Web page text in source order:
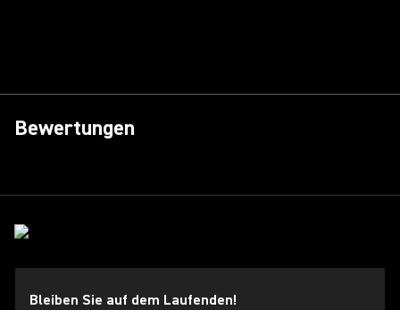
Bewertungen
Bleiben Sie auf dem Laufenden!